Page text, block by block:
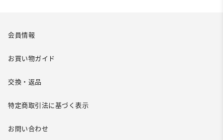
会員情報
お買い物ガイド
交換・返品
特定商取引法に基づく表示
お問い合わせ